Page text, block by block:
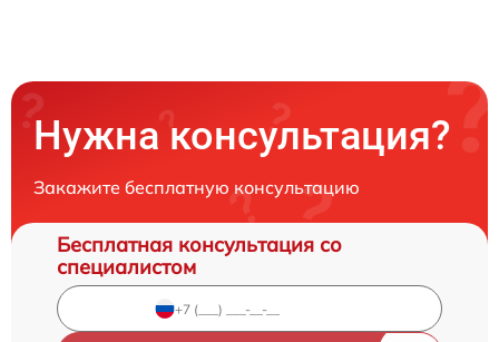
Нужна консультация?
Закажите бесплатную консультацию
Бесплатная консультация со
специалистом